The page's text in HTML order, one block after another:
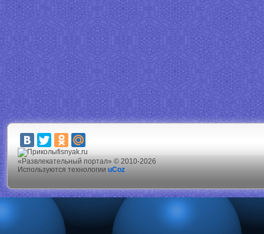
fisnyak.ru
«Развлекательный портал» © 2010-2026
Используются технологии uCoz